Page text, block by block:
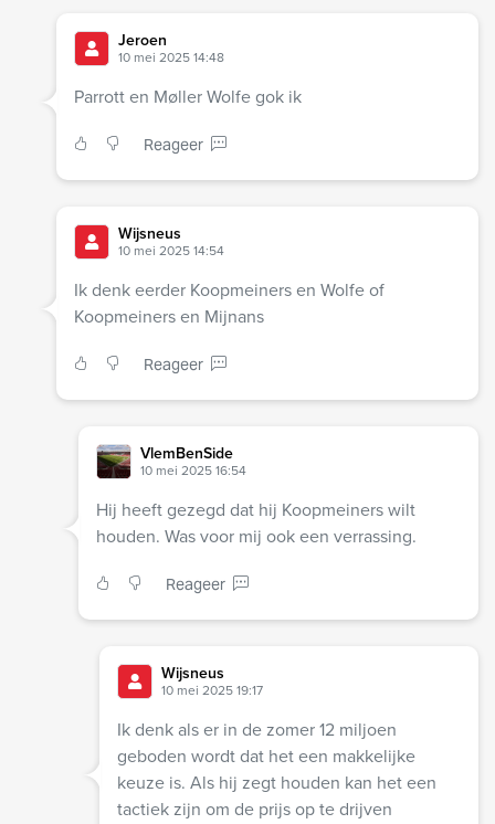
Jeroen
10 mei 2025 14:48
Parrott en Møller Wolfe gok ik
Reageer
Wijsneus
10 mei 2025 14:54
Ik denk eerder Koopmeiners en Wolfe of
Koopmeiners en Mijnans
Reageer
VlemBenSide
10 mei 2025 16:54
Hij heeft gezegd dat hij Koopmeiners wilt
houden. Was voor mij ook een verrassing.
Reageer
Wijsneus
10 mei 2025 19:17
Ik denk als er in de zomer 12 miljoen
geboden wordt dat het een makkelijke
keuze is. Als hij zegt houden kan het een
tactiek zijn om de prijs op te drijven